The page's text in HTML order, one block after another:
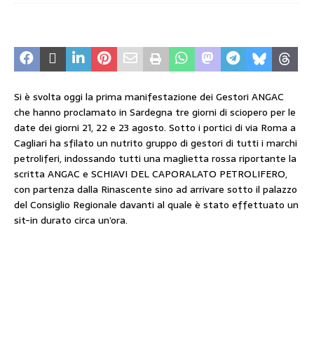
Si è svolta oggi la prima manifestazione dei Gestori ANGAC
che hanno proclamato in Sardegna tre giorni di sciopero per le
date dei giorni 21, 22 e 23 agosto. Sotto i portici di via Roma a
Cagliari ha sfilato un nutrito gruppo di gestori di tutti i marchi
petroliferi, indossando tutti una maglietta rossa riportante la
scritta ANGAC e SCHIAVI DEL CAPORALATO PETROLIFERO,
con partenza dalla Rinascente sino ad arrivare sotto il palazzo
del Consiglio Regionale davanti al quale è stato effettuato un
sit-in durato circa un’ora.